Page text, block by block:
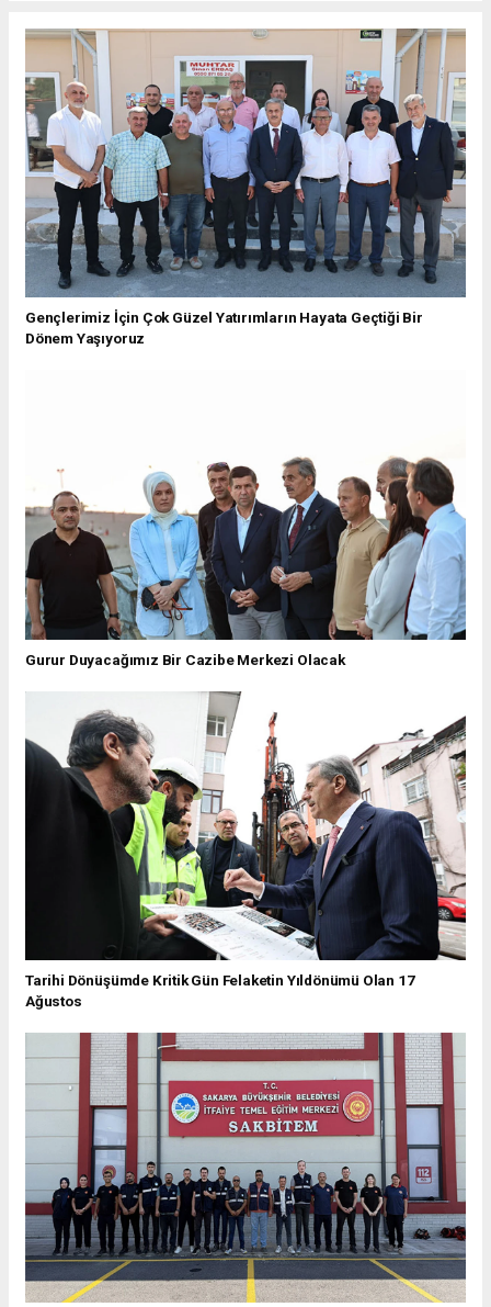
Gençlerimiz İçin Çok Güzel Yatırımların Hayata Geçtiği Bir
Dönem Yaşıyoruz
Gurur Duyacağımız Bir Cazibe Merkezi Olacak
Tarihi Dönüşümde Kritik Gün Felaketin Yıldönümü Olan 17
Ağustos